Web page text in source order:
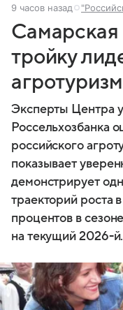
9 часов назад
Самарская
тройку
Эксперты Центра
Россельхозбанка
российского
показывает
демонстрирует
траекторий роста
процентов в
на текущий 2026-й.